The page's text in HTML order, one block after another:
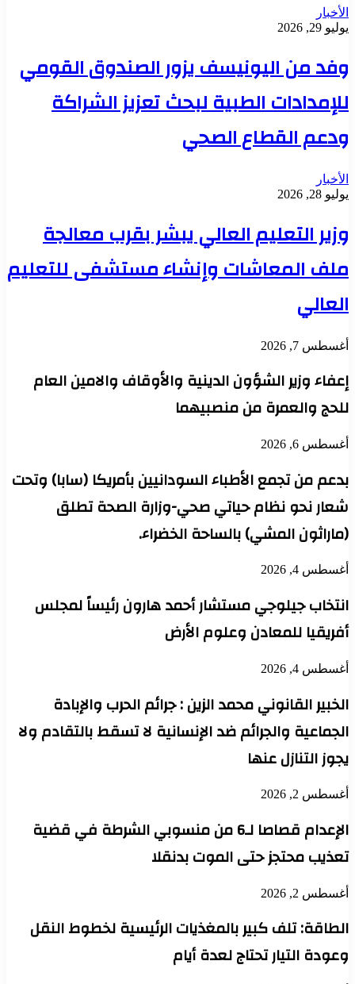
الأخبار
يوليو 29, 2026
وفد من اليونيسف يزور الصندوق القومي
للإمدادات الطبية لبحث تعزيز الشراكة
ودعم القطاع الصحي
الأخبار
يوليو 28, 2026
وزير التعليم العالي يبشر بقرب معالجة
ملف المعاشات وإنشاء مستشفى للتعليم
العالي
أغسطس 7, 2026
إعفاء وزير الشؤون الدينية والأوقاف والامين العام
للحج والعمرة من منصبيهما
أغسطس 6, 2026
بدعم من تجمع الأطباء السودانيين بأمريكا (سابا) وتحت
شعار نحو نظام حياتي صحي-وزارة الصحة تطلق
(ماراثون المشي) بالساحة الخضراء.
أغسطس 4, 2026
انتخاب جيلوجي مستشار أحمد هارون رئيساً لمجلس
أفريقيا للمعادن وعلوم الأرض
أغسطس 4, 2026
الخبير القانوني محمد الزين : جرائم الحرب والإبادة
الجماعية والجرائم ضد الإنسانية لا تسقط بالتقادم ولا
يجوز التنازل عنها
أغسطس 2, 2026
الإعدام قصاصا لـ6 من منسوبي الشرطة في قضية
تعذيب محتجز حتى الموت بدنقلا
أغسطس 2, 2026
الطاقة: تلف كبير بالمغذيات الرئيسية لخطوط النقل
وعودة التيار تحتاج لعدة أيام